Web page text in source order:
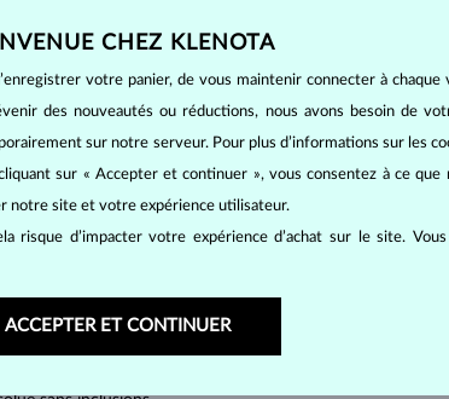
ENDIAMANT
dite
appartient aux tailles les plus
cœur, larme, ovale ou princesse (quadrilatère ou
répartition des inclusions ou bien des imperfections
CHEZ KLENOTA
votre panier, de vous maintenir connecter à chaque
des nouveautés ou réductions, nous avons besoin de
sur notre serveur. Pour plus d’informations sur les
sur « Accepter et continuer », vous consentez à ce que
notre site et votre expérience utilisateur.
risque d’impacter votre expérience d’achat sur le site.
ACCEPTER ET CONTINUER